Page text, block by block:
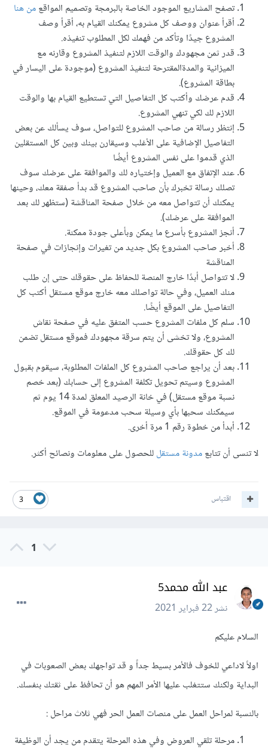
تصفح المشاريع الموجود الخاصة بالبرمجة وتصميم المواقعمن هنا
أقرأ عنوان ووصف كل مشروع يمكنك القيام به، أقرأ وصف
المشروع جيدًا وتأكد من فهمك لكل المطلوب تنفيذه.
قدر ثمن مجهودك والوقت اللازم لتنفيذ المشروع وقارنه مع
الميزانية والمدةالمقترحة لتنفيذ المشروع (موجودة على اليسار في
بطاقة المشروع).
قدم عرضك وأكتب كل التفاصيل التي تستطيع القيام بها والوقت
اللازم لك لكي تنهي المشروع.
إنتظر رسالة من صاحب المشروع للتواصل، سوف يسألك عن بعض
التفاصيل الإضافية على الأغلب وسيقارن بينك وبين كل المستقلين
الذي قدموا على نفس المشروع أيضُا
عند الإتفاق مع العميل وإختياره لك والموافقة على عرضك سوف
تصلك رسالة تخبرك بأن صاحب المشروع قد بدأ صفقة معك، وحينها
يمكنك أن تتواصل معه من خلال صفحة المناقشة (ستظهر لك بعد
الموافقة على عرضك).
أنجز المشروع بأسرع ما يمكن وبأعلى جودة ممكنة.
أخبر صاحب المشروع بكل جديد من تغيرات وإنجازات في صفحة
المناقشة
لا تتواصل أبدًا خارج المنصة للحفاظ على حقوقك حتى إن طلب
منك العميل، وفي حالة تواصلك معه خارج موقع مستقل أكتب كل
التفاصيل على الموقع أيضًا.
سلم كل ملفات المشروع حسب المتفق عليه في صفحة نقاش
المشروع، ولا تخشى أن يتم سرقة مجهودك فموقع مستقل تضمن
لك كل حقوقك.
بعد أن يراجع صاحب المشروع كل الملفات المطلوبة، سيقوم بقبول
المشروع وسيتم تحويل تكلفة المشروع إلى حسابك (بعد خصم
نسبة موقع مستقل) في خانة الرصيد المعلق لمدة 14 يوم ثم
سيمكنك سحبها بأي وسيلة سحب مدعومة في الموقع.
أبدأ من خطوة رقم 1 مرة أخرى.
لا تنسى أن تتابعمدونة مستقلللحصول على معلومات ونصائح أكثر.
3 اقتباس
1
عبد الله محمد5
نشر22 فبراير 2021
السلام عليكم
اولاً لاداعي للخوف فالأمر بسيط جداً و قد تواجهك بعض الصعوبات في
البداية ولكنك ستتغلب عليها الأمر المهم هو أن تحافظ على ثقتك بنفسك.
بالنسبة لمراحل العمل على منصات العمل الحر فهي ثلاث مراحل :
مرحلة تلقي العروض وفي هذه المرحلة يتقدم من يجد أن الوظيفة